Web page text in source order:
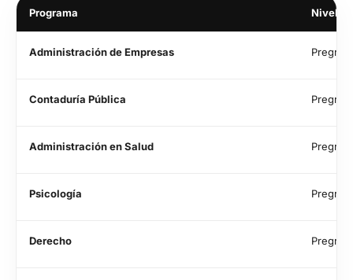
Programa Nivel
Administración de Empresas
Contaduría Pública
Administración en Salud
Psicología
Derecho